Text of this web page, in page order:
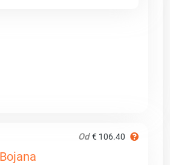
Od € 106.40
Bojana